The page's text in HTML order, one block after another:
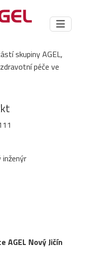
skupiny AGEL,
péče ve
inženýr
Nový Jičín